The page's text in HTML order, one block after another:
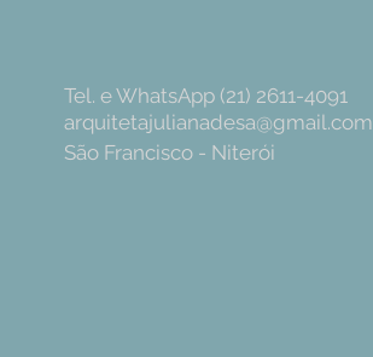
Tel. e WhatsApp (21) 2611-4091
arquitetajulianadesa@gmail.com
São Francisco - Niterói